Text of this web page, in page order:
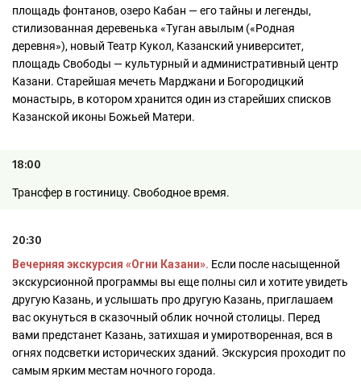
площадь фонтанов, озеро Кабан — его тайны и легенды,
стилизованная деревенька «Туган авылым («Родная
деревня»), новый Театр Кукол, Казанский университет,
площадь Свободы — культурный и административный центр
Казани. Старейшая мечеть Марджани и Богородицкий
монастырь, в котором хранится один из старейших списков
Казанской иконы Божьей Матери.
18:00
Трансфер в гостиницу. Свободное время.
20:30
Вечерняя экскурсия «Огни Казани». Если после насыщенной
экскурсионной программы вы еще полны сил и хотите увидеть
другую Казань, и услышать про другую Казань, приглашаем
вас окунуться в сказочный облик ночной столицы. Перед
вами предстанет Казань, затихшая и умиротворенная, вся в
огнях подсветки исторических зданий. Экскурсия проходит по
самым ярким местам ночного города.